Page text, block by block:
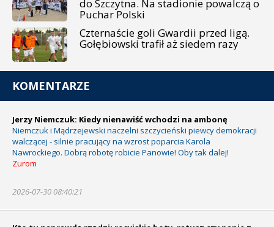
do Szczytna. Na stadionie powalczą o
Puchar Polski
Czternaście goli Gwardii przed ligą.
Gołębiowski trafił aż siedem razy
KOMENTARZE
Jerzy Niemczuk: Kiedy nienawiść wchodzi na ambonę
Niemczuk i Mądrzejewski naczelni szczycieński piewcy demokracji
walczącej - silnie pracujący na wzrost poparcia Karola
Nawrockiego. Dobrą robotę robicie Panowie! Oby tak dalej!
Zurom
2026-07-30 08:40:21